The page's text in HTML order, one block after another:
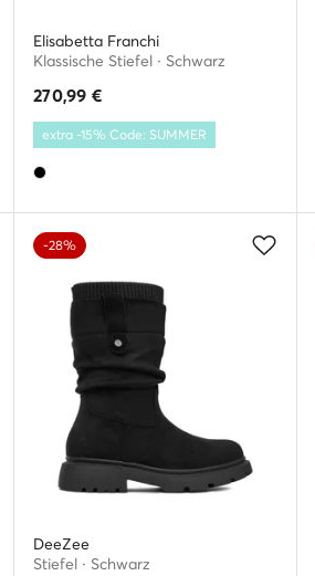
Elisabetta Franchi
Klassische Stiefel · Schwarz
270,99 €
extra -15% Code: SUMMER
-28%
DeeZee
Stiefel · Schwarz